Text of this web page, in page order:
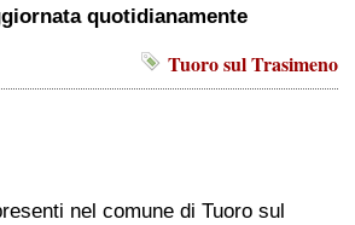
quotidianamente
Tuoro sul Trasimeno
nel comune di Tuoro sul